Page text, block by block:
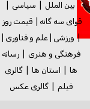
بین الملل
سیاسی
قوای سه گانه |قیمت روز
| ورزشی علم و فناوری
فرهنگی و هنری
|رسانه
ها
استان ها |گالری
فیلم |گالری عکس